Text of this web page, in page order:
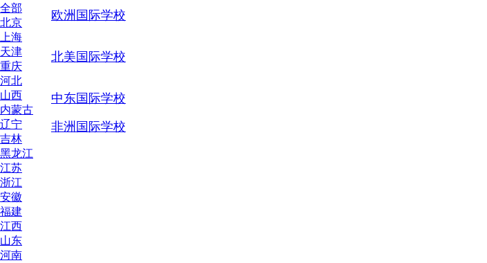
欧洲国际学校
北美国际学校
中东国际学校
非洲国际学校
全部
北京
上海
天津
重庆
河北
山西
内蒙古
辽宁
吉林
黑龙江
江苏
浙江
安徽
福建
江西
山东
河南